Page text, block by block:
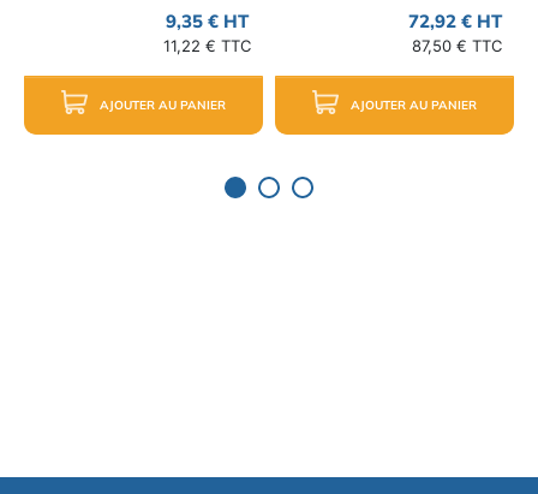
9,35 € HT
11,22 € TTC
AJOUTER AU PANIER
72,92 € HT
87,50 € TTC
AJOUTER AU PANIER